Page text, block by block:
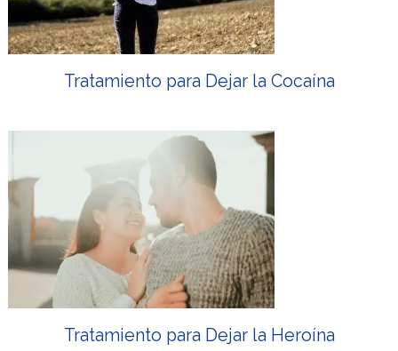
Tratamiento para Dejar la Cocaína
Tratamiento para Dejar la Heroína